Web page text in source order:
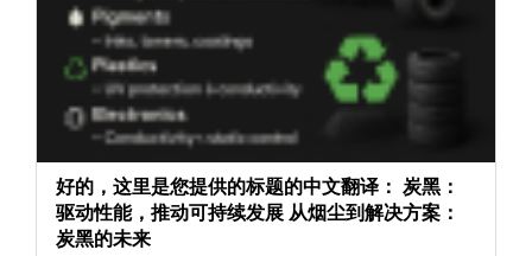
好的，这里是您提供的标题的中文翻译： 炭黑：
驱动性能，推动可持续发展 从烟尘到解决方案：
炭黑的未来